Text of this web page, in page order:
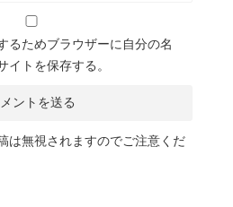
るためブラウザーに自分の名
イトを保存する。
は無視されますのでご注意くだ